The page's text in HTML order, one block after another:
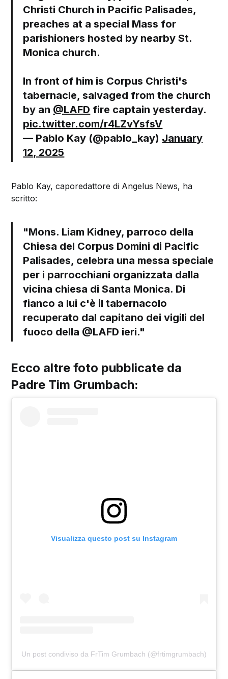
Christi Church in Pacific Palisades,
preaches at a special Mass for
parishioners hosted by nearby St.
Monica church.
In front of him is Corpus Christi's
tabernacle, salvaged from the church
by an @LAFD fire captain yesterday.
pic.twitter.com/r4LZvYsfsV
— Pablo Kay (@pablo_kay) January
12, 2025
Pablo Kay, caporedattore di Angelus News, ha
scritto:
"Mons. Liam Kidney, parroco della
Chiesa del Corpus Domini di Pacific
Palisades, celebra una messa speciale
per i parrocchiani organizzata dalla
vicina chiesa di Santa Monica. Di
fianco a lui c'è il tabernacolo
recuperato dal capitano dei vigili del
fuoco della @LAFD ieri."
Ecco altre foto pubblicate da
Padre Tim Grumbach:
Visualizza questo post su Instagram
Un post condiviso da FrTim Grumbach (@frtimgrumbach)